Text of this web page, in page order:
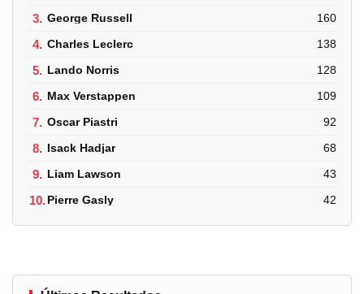
3. George Russell 160
4. Charles Leclerc 138
5. Lando Norris 128
6. Max Verstappen 109
7. Oscar Piastri 92
8. Isack Hadjar 68
9. Liam Lawson 43
10.Pierre Gasly 42